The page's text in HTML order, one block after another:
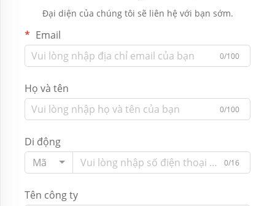
Đại diện của chúng tôi sẽ liên hệ với bạn sớm.
Email
0/100
Họ và tên
0/100
Di động
Mã
0/16
Tên công ty